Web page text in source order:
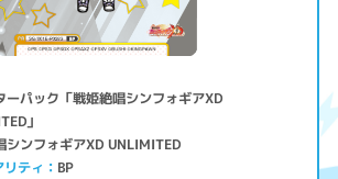
ーパック「戦姫絶唱シンフォギアXD
」
シンフォギアXD UNLIMITED
リティ BP